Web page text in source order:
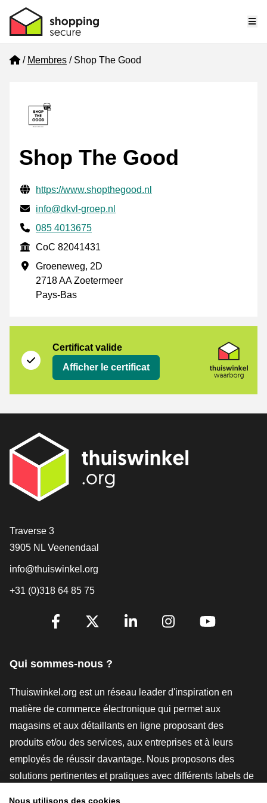
Home
Membres Shop The Good
Shop The Good
Informations de contact vérifiées
Website URL
https://www.shopthegood.nl
E-mail
info@dkvl-groep.nl
Phone number
085 4013675
CoC
CoC 82041431
Adresse professionnelle
Groeneweg, 2D
2718 AA Zoetermeer
Pays-Bas
Certificat valide
Afficher le certificat
[_General:Contact]
Traverse 3
3905 NL Veenendaal
info@thuiswinkel.org
+31 (0)318 64 85 75
[_General:SocialMediaTitle]
Qui sommes-nous ?
Thuiswinkel.org est un réseau leader d'inspiration en
matière de commerce électronique qui permet aux
magasins et aux détaillants en ligne proposant des
produits et/ou des services, aux entreprises et à leurs
employés de réussir davantage. Nous proposons des
solutions pertinentes et pratiques avec différents labels de
Nous utilisons des cookies